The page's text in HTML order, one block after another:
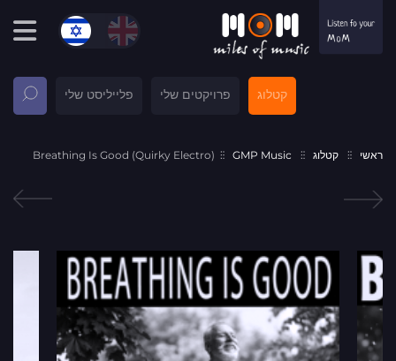
קטלוג פרויקטים שלי פלייליסט שלי
ראשי קטלוג GMP Music
Breathing Is Good (Quirky Electro)